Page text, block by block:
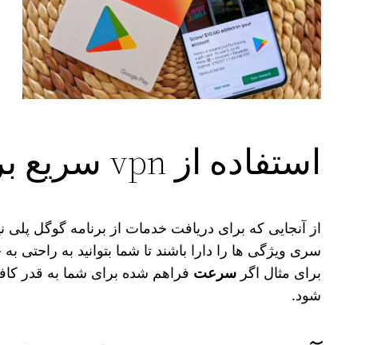
استفاده از vpn سریع برای باز کردن گوگل پلی
از آنجایی که برای دریافت خدمات از برنامه گوگل پلی
سری ویژگی‌ ها را دارا باشند تا شما بتوانید به راحتی
برای مثال اگرسرعت فراهم شده برای شما به قدر
شود.